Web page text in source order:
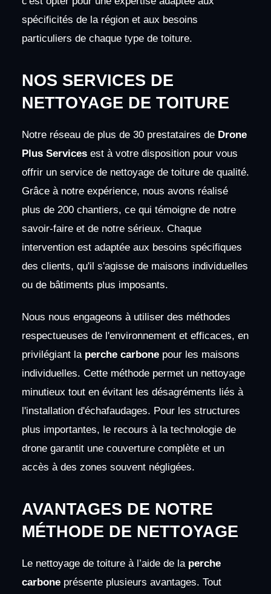
spécificités de la région et aux besoins
particuliers de chaque type de toiture.
NOS SERVICES DE
NETTOYAGE DE TOITURE
Notre réseau de plus de 30 prestataires de Drone
Plus Servicesest à votre disposition pour vous
offrir un service de nettoyage de toiture de qualité.
Grâce à notre expérience, nous avons réalisé
plus de 200 chantiers, ce qui témoigne de notre
savoir-faire et de notre sérieux. Chaque
intervention est adaptée aux besoins spécifiques
des clients, qu'il s'agisse de maisons individuelles
ou de bâtiments plus imposants.
Nous nous engageons à utiliser des méthodes
respectueuses de l'environnement et efficaces, en
privilégiant la perche carbonepour les maisons
individuelles. Cette méthode permet un nettoyage
minutieux tout en évitant les désagréments liés à
l'installation d'échafaudages. Pour les structures
plus importantes, le recours à la technologie de
drone garantit une couverture complète et un
accès à des zones souvent négligées.
AVANTAGES DE NOTRE
MÉTHODE DE NETTOYAGE
Le nettoyage de toiture à l’aide de la perche
carboneprésente plusieurs avantages. Tout